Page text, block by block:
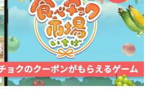
納芋）
〜270g）
4〜7個入り
！焼き芋にも料理にも万能な“定